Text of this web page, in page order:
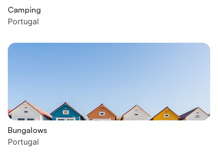
Camping
Portugal
Bungalows
Portugal